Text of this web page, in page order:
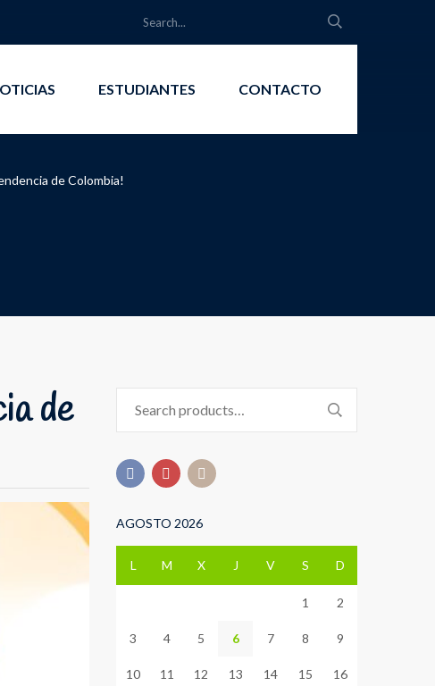
ESTUDIANTES CONTACTO
de Colombia!
de
for:
AGOSTO 2026
L M X J V S D
1 2
3 4 5 6 7 8 9
10 11 12 13 14 15 16